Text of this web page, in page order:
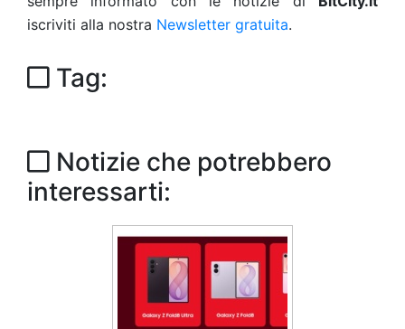
iscriviti alla nostra Newsletter gratuita.
Tag:
Notizie che potrebbero
interessarti: